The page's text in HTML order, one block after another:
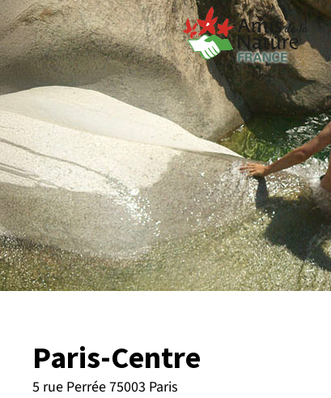
Paris-Centre
5 rue Perrée 75003 Paris